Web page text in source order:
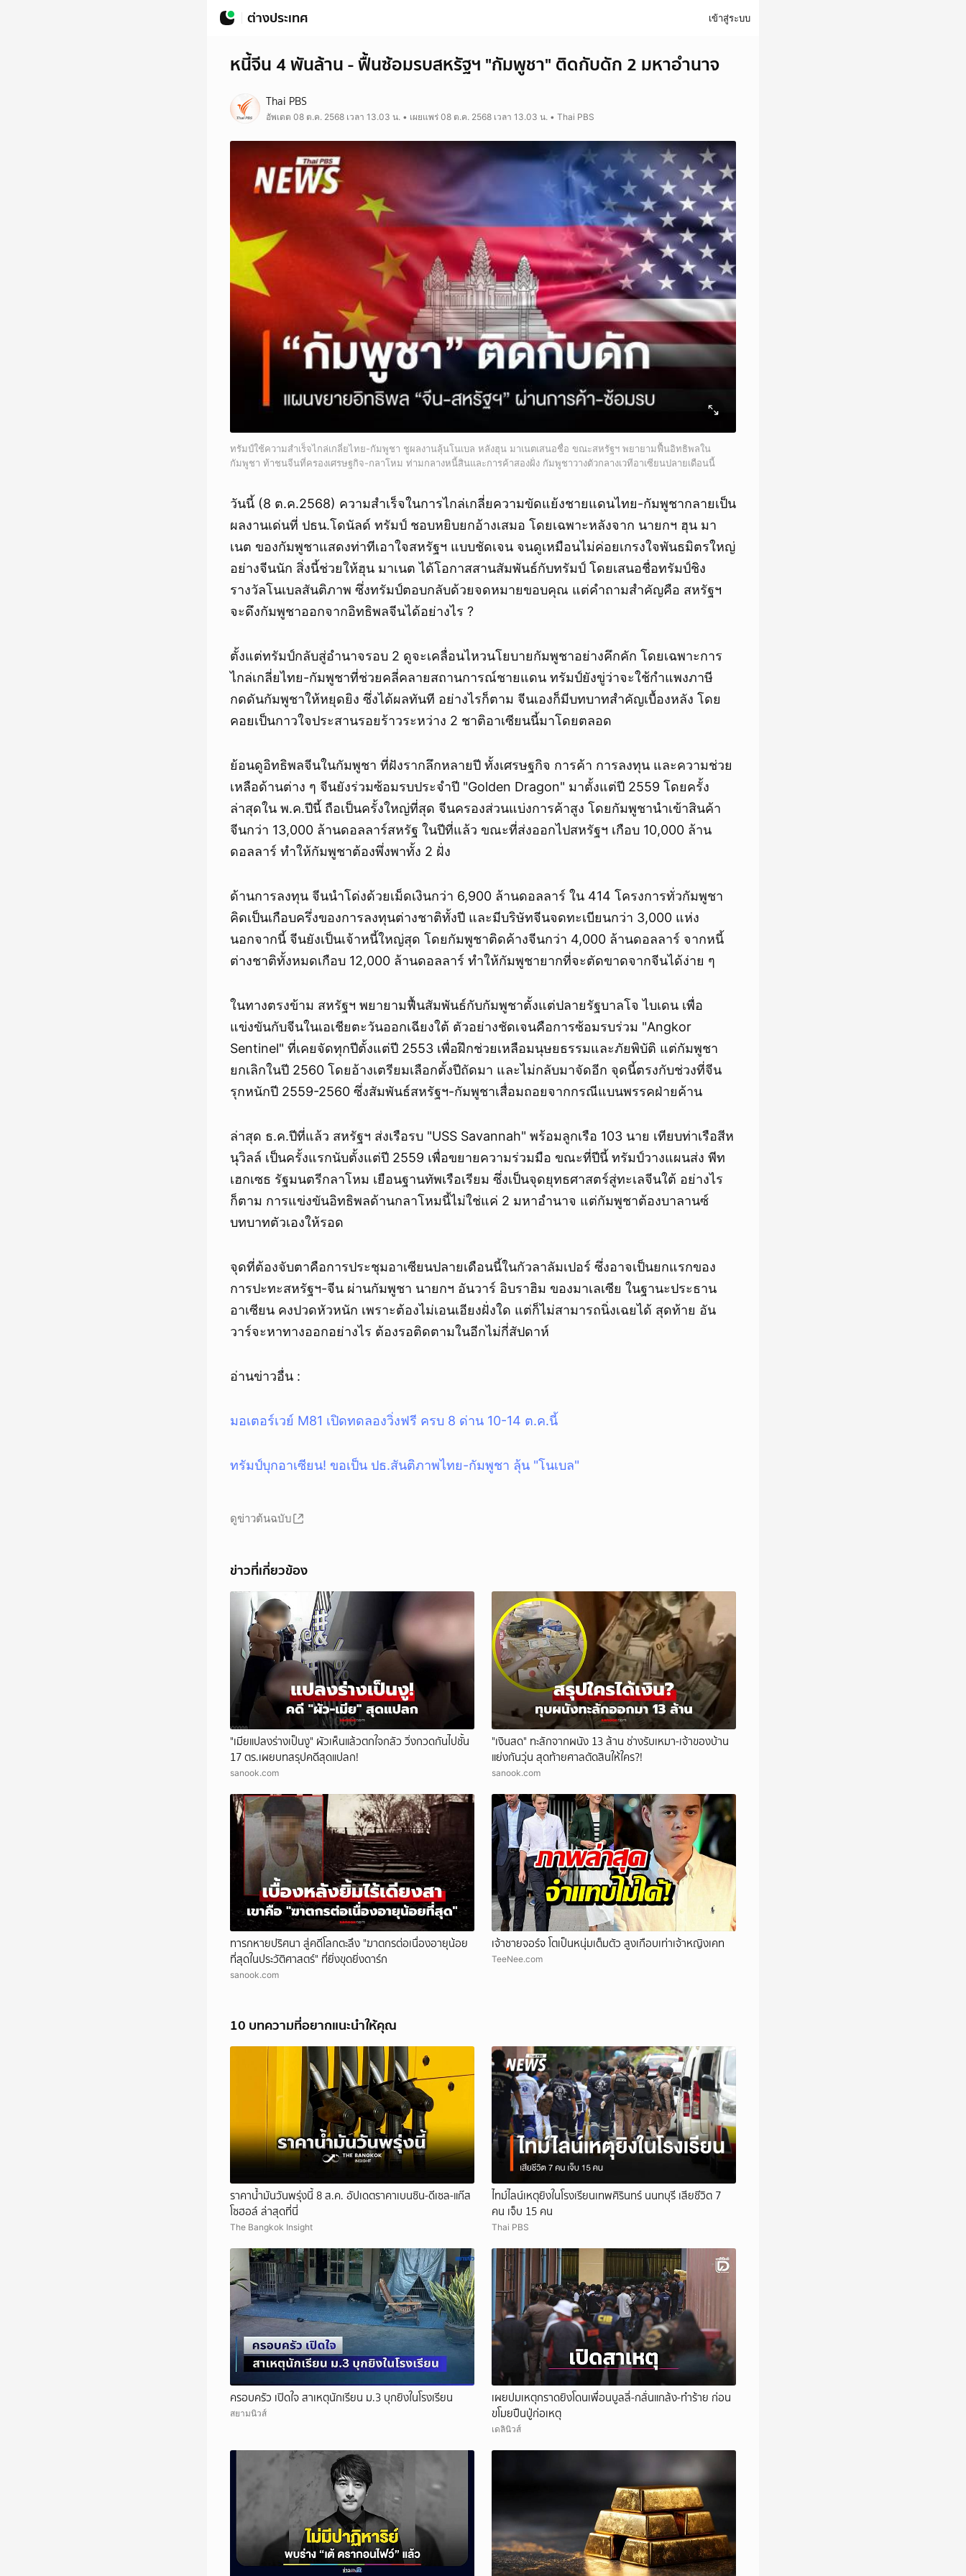
ต่างประเทศ เข้าสู่ระบบ
หนี้จีน 4 พันล้าน - ฟื้นซ้อมรบสหรัฐฯ "กัมพูชา" ติดกับดัก 2 มหาอำนาจ
Thai PBS
อัพเดต 08 ต.ค. 2568 เวลา 13.03 น. • เผยแพร่ 08 ต.ค. 2568 เวลา 13.03 น. • Thai PBS
ทรัมป์ใช้ความสำเร็จไกล่เกลี่ยไทย-กัมพูชา ชูผลงานลุ้นโนเบล หลังฮุน มาเนตเสนอชื่อ ขณะสหรัฐฯ พยายามฟื้นอิทธิพลใน
กัมพูชา ท้าชนจีนที่ครองเศรษฐกิจ-กลาโหม ท่ามกลางหนี้สินและการค้าสองฝั่ง กัมพูชาวางตัวกลางเวทีอาเซียนปลายเดือนนี้
วันนี้ (8 ต.ค.2568) ความสำเร็จในการไกล่เกลี่ยความขัดแย้งชายแดนไทย-กัมพูชากลายเป็น
ผลงานเด่นที่ ปธน.โดนัลด์ ทรัมป์ ชอบหยิบยกอ้างเสมอ โดยเฉพาะหลังจาก นายกฯ ฮุน มา
เนต ของกัมพูชาแสดงท่าทีเอาใจสหรัฐฯ แบบชัดเจน จนดูเหมือนไม่ค่อยเกรงใจพันธมิตรใหญ่
อย่างจีนนัก สิ่งนี้ช่วยให้ฮุน มาเนต ได้โอกาสสานสัมพันธ์กับทรัมป์ โดยเสนอชื่อทรัมป์ชิง
รางวัลโนเบลสันติภาพ ซึ่งทรัมป์ตอบกลับด้วยจดหมายขอบคุณ แต่คำถามสำคัญคือ สหรัฐฯ
จะดึงกัมพูชาออกจากอิทธิพลจีนได้อย่างไร ?
ตั้งแต่ทรัมป์กลับสู่อำนาจรอบ 2 ดูจะเคลื่อนไหวนโยบายกัมพูชาอย่างคึกคัก โดยเฉพาะการ
ไกล่เกลี่ยไทย-กัมพูชาที่ช่วยคลี่คลายสถานการณ์ชายแดน ทรัมป์ยังขู่ว่าจะใช้กำแพงภาษี
กดดันกัมพูชาให้หยุดยิง ซึ่งได้ผลทันที อย่างไรก็ตาม จีนเองก็มีบทบาทสำคัญเบื้องหลัง โดย
คอยเป็นกาวใจประสานรอยร้าวระหว่าง 2 ชาติอาเซียนนี้มาโดยตลอด
ย้อนดูอิทธิพลจีนในกัมพูชา ที่ฝังรากลึกหลายปี ทั้งเศรษฐกิจ การค้า การลงทุน และความช่วย
เหลือด้านต่าง ๆ จีนยังร่วมซ้อมรบประจำปี "Golden Dragon" มาตั้งแต่ปี 2559 โดยครั้ง
ล่าสุดใน พ.ค.ปีนี้ ถือเป็นครั้งใหญ่ที่สุด จีนครองส่วนแบ่งการค้าสูง โดยกัมพูชานำเข้าสินค้า
จีนกว่า 13,000 ล้านดอลลาร์สหรัฐ ในปีที่แล้ว ขณะที่ส่งออกไปสหรัฐฯ เกือบ 10,000 ล้าน
ดอลลาร์ ทำให้กัมพูชาต้องพึ่งพาทั้ง 2 ฝั่ง
ด้านการลงทุน จีนนำโด่งด้วยเม็ดเงินกว่า 6,900 ล้านดอลลาร์ ใน 414 โครงการทั่วกัมพูชา
คิดเป็นเกือบครึ่งของการลงทุนต่างชาติทั้งปี และมีบริษัทจีนจดทะเบียนกว่า 3,000 แห่ง
นอกจากนี้ จีนยังเป็นเจ้าหนี้ใหญ่สุด โดยกัมพูชาติดค้างจีนกว่า 4,000 ล้านดอลลาร์ จากหนี้
ต่างชาติทั้งหมดเกือบ 12,000 ล้านดอลลาร์ ทำให้กัมพูชายากที่จะตัดขาดจากจีนได้ง่าย ๆ
ในทางตรงข้าม สหรัฐฯ พยายามฟื้นสัมพันธ์กับกัมพูชาตั้งแต่ปลายรัฐบาลโจ ไบเดน เพื่อ
แข่งขันกับจีนในเอเชียตะวันออกเฉียงใต้ ตัวอย่างชัดเจนคือการซ้อมรบร่วม "Angkor
Sentinel" ที่เคยจัดทุกปีตั้งแต่ปี 2553 เพื่อฝึกช่วยเหลือมนุษยธรรมและภัยพิบัติ แต่กัมพูชา
ยกเลิกในปี 2560 โดยอ้างเตรียมเลือกตั้งปีถัดมา และไม่กลับมาจัดอีก จุดนี้ตรงกับช่วงที่จีน
รุกหนักปี 2559-2560 ซึ่งสัมพันธ์สหรัฐฯ-กัมพูชาเสื่อมถอยจากกรณีแบนพรรคฝ่ายค้าน
ล่าสุด ธ.ค.ปีที่แล้ว สหรัฐฯ ส่งเรือรบ "USS Savannah" พร้อมลูกเรือ 103 นาย เทียบท่าเรือสีห
นุวิลล์ เป็นครั้งแรกนับตั้งแต่ปี 2559 เพื่อขยายความร่วมมือ ขณะที่ปีนี้ ทรัมป์วางแผนส่ง พีท
เฮกเซธ รัฐมนตรีกลาโหม เยือนฐานทัพเรือเรียม ซึ่งเป็นจุดยุทธศาสตร์สู่ทะเลจีนใต้ อย่างไร
ก็ตาม การแข่งขันอิทธิพลด้านกลาโหมนี้ไม่ใช่แค่ 2 มหาอำนาจ แต่กัมพูชาต้องบาลานซ์
บทบาทตัวเองให้รอด
จุดที่ต้องจับตาคือการประชุมอาเซียนปลายเดือนนี้ในกัวลาลัมเปอร์ ซึ่งอาจเป็นยกแรกของ
การปะทะสหรัฐฯ-จีน ผ่านกัมพูชา นายกฯ อันวาร์ อิบราฮิม ของมาเลเซีย ในฐานะประธาน
อาเซียน คงปวดหัวหนัก เพราะต้องไม่เอนเอียงฝั่งใด แต่ก็ไม่สามารถนิ่งเฉยได้ สุดท้าย อัน
วาร์จะหาทางออกอย่างไร ต้องรอติดตามในอีกไม่กี่สัปดาห์
อ่านข่าวอื่น :
มอเตอร์เวย์ M81 เปิดทดลองวิ่งฟรี ครบ 8 ด่าน 10-14 ต.ค.นี้
ทรัมป์บุกอาเซียน! ขอเป็น ปธ.สันติภาพไทย-กัมพูชา ลุ้น "โนเบล"
ดูข่าวต้นฉบับ
ข่าวที่เกี่ยวข้อง
"เมียแปลงร่างเป็นงู" ผัวเห็นแล้วตกใจกลัว วิ่งกวดกันไปชั้น
17 ตร.เผยบทสรุปคดีสุดแปลก!
sanook.com
"เงินสด" ทะลักจากผนัง 13 ล้าน ช่างรับเหมา-เจ้าของบ้าน
แย่งกันวุ่น สุดท้ายศาลตัดสินให้ใคร?!
sanook.com
ทารกหายปริศนา สู่คดีโลกตะลึง "ฆาตกรต่อเนื่องอายุน้อย
ที่สุดในประวัติศาสตร์" ที่ยิ่งขุดยิ่งดาร์ก
sanook.com
เจ้าชายจอร์จ โตเป็นหนุ่มเต็มตัว สูงเกือบเท่าเจ้าหญิงเคท
TeeNee.com
10 บทความที่อยากแนะนำให้คุณ
ราคาน้ำมันวันพรุ่งนี้ 8 ส.ค. อัปเดตราคาเบนซิน-ดีเซล-แก๊ส
โซฮอล์ ล่าสุดที่นี่
The Bangkok Insight
ไทม์ไลน์เหตุยิงในโรงเรียนเทพศิรินทร์ นนทบุรี เสียชีวิต 7
คน เจ็บ 15 คน
Thai PBS
ครอบครัว เปิดใจ สาเหตุนักเรียน ม.3 บุกยิงในโรงเรียน
สยามนิวส์
เผยปมเหตุกราดยิงโดนเพื่อนบูลลี่-กลั่นแกล้ง-ทำร้าย ก่อน
ขโมยปืนปู่ก่อเหตุ
เดลินิวส์
ยกเลิก